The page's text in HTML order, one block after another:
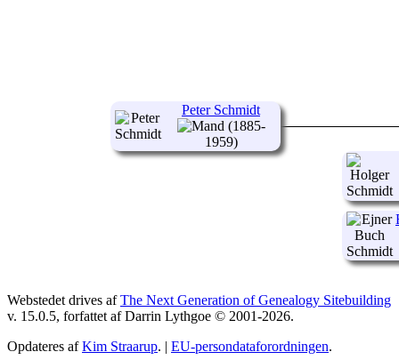
Peter Schmidt
(1885-
1959)
Webstedet drives afThe Next Generation of Genealogy Sitebuilding
v. 15.0.5, forfattet af Darrin Lythgoe © 2001-2026.
Opdateres afKim Straarup. | EU-persondataforordningen.